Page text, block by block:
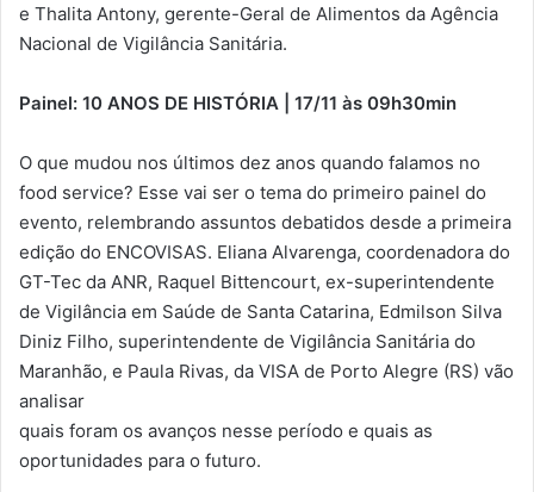
e Thalita Antony, gerente-Geral de Alimentos da Agência
Nacional de Vigilância Sanitária.
Painel: 10 ANOS DE HISTÓRIA | 17/11 às 09h30min
O que mudou nos últimos dez anos quando falamos no
food service? Esse vai ser o tema do primeiro painel do
evento, relembrando assuntos debatidos desde a primeira
edição do ENCOVISAS. Eliana Alvarenga, coordenadora do
GT-Tec da ANR, Raquel Bittencourt, ex-superintendente
de Vigilância em Saúde de Santa Catarina, Edmilson Silva
Diniz Filho, superintendente de Vigilância Sanitária do
Maranhão, e Paula Rivas, da VISA de Porto Alegre (RS) vão
analisar
quais foram os avanços nesse período e quais as
oportunidades para o futuro.